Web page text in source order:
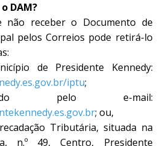
DAM?
não receber o Documento de
pelos Correios pode retirá-lo
de Presidente Kennedy:
iptu;
pelo e-mail:
; ou,
Tributária, situada na
n.º 49, Centro, Presidente